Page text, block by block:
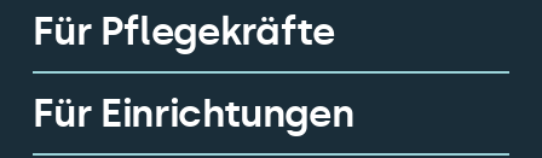
Für Pflegekräfte
Für Einrichtungen